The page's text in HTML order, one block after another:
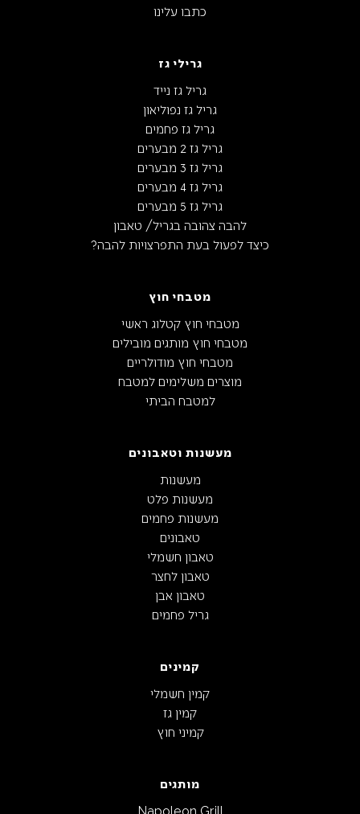
כתבו עלינו
גרילי גז
גריל גז נייד
גריל גז נפוליאון
גריל גז פחמים
גריל גז 2 מבערים
גריל גז 3 מבערים
גריל גז 4 מבערים
גריל גז 5 מבערים
להבה צהובה בגריל/ טאבון
כיצד לפעול בעת התפרצויות להבה?
מטבחי חוץ
מטבחי חוץ קטלוג ראשי
מטבחי חוץ מותגים מובילים
מטבחי חוץ מודולריים
מוצרים משלימים למטבח
למטבח הביתי
מעשנות וטאבונים
מעשנות
מעשנות פלט
מעשנות פחמים
טאבונים
טאבון חשמלי
טאבון לחצר
טאבון אבן
גריל פחמים
קמינים
קמין חשמלי
קמין גז
קמיני חוץ
מותגים
Napoleon Grill